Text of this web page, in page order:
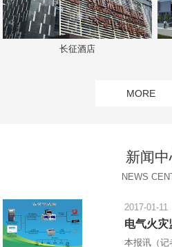
长征酒店
MORE
新闻
NEWS
2017-01-11
电气火灾